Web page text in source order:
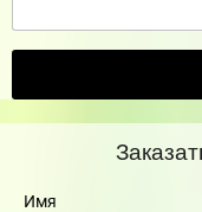
Имя